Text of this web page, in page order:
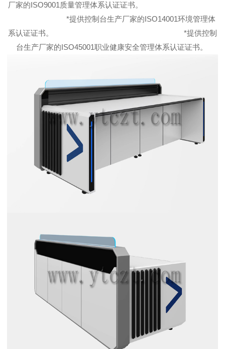
厂家的ISO9001质量管理体系认证证书。
*提供控制台生产厂家的ISO14001环境管理体
系认证证书。 *提供控制
台生产厂家的ISO45001职业健康安全管理体系认证证书。